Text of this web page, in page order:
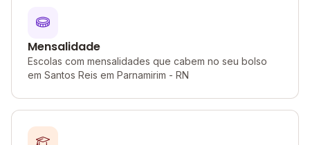
Mensalidade
Escolas com mensalidades que cabem no seu bolso
em Santos Reis em Parnamirim - RN